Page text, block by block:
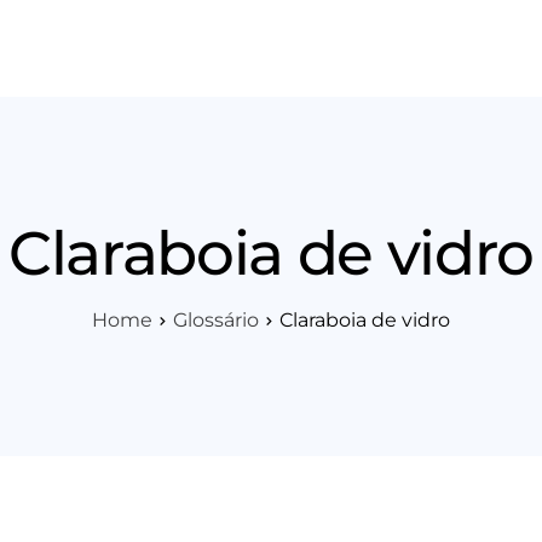
Claraboia de vidro
Home Glossário Claraboia de vidro